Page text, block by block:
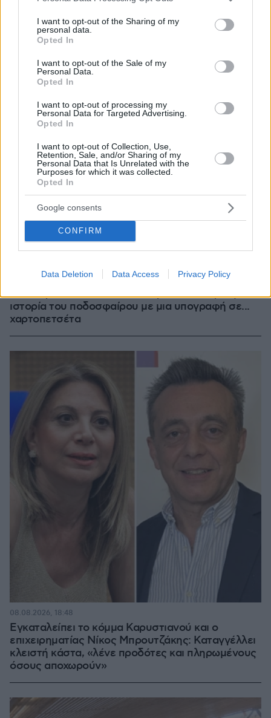
not limited to your visit or usage behaviour. You may click to
grant or deny consent to Google and its third-party tags to
use your data for below specified purposes in below Google
consent section.
I want to opt-out of the Sharing of my
personal data.
Opted In
I want to opt-out of the Sale of my
Personal Data.
Opted In
I want to opt-out of processing my
Personal Data for Targeted Advertising.
Opted In
I want to opt-out of Collection, Use,
Retention, Sale, and/or Sharing of my
Personal Data that Is Unrelated with the
Purposes for which it was collected.
Opted In
Google consents
CONFIRM
Data Deletion Data Access Privacy Policy
Χόρχε Μέσι: Ο εργάτης από το Ροσάριο που πήρε
τον 13χρονο Λιονέλ από το χέρι και άλλαξε την
ιστορία του ποδοσφαίρου με μια υπογραφή σε...
χαρτοπετσέτα
Εγκαταλείπει το κόμμα Καρυστιανού και ο
επιχειρηματίας Νίκος Μπρουτζάκης: Καταγγέλλει
κλειστή κάστα, «λένε προδότες και πληρωμένους
όσους αποχωρούν»
08.08.2026, 18:48